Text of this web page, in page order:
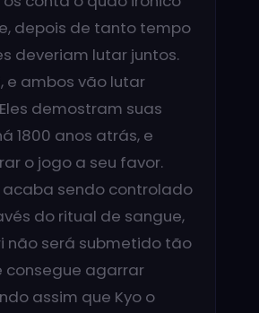
depois de tanto tempo
deveriam lutar juntos.
e ambos vão lutar
demostram suas
1800 anos atrás, e
o jogo a seu favor.
acaba sendo controlado
do ritual de sangue,
não será submetido tão
consegue agarrar
assim que Kyo o